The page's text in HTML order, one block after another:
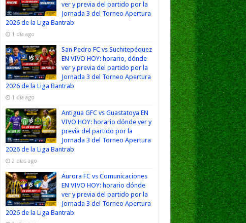
ver y previa del partido por la
Jornada 3 del Torneo Apertura
2026 de la Liga Bantrab
1 día ago
San Pedro FC vs Suchitepéquez
EN VIVO HOY: horario, dónde
ver y previa del partido por la
Jornada 3 del Torneo Apertura
2026 de la Liga Bantrab
1 día ago
Antigua GFC vs Guastatoya EN
VIVO HOY: horario dónde ver y
previa del partido por la
Jornada 3 del Torneo Apertura
2026 de la Liga Bantrab
2 días ago
Aurora FC vs Comunicaciones
EN VIVO HOY: horario dónde
ver y previa del partido por la
Jornada 3 del Torneo Apertura
2026 de la Liga Bantrab